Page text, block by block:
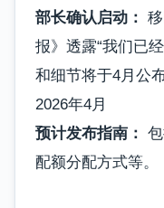
部长确认启动：
报》透露“我们已
和细节将于4月公布
2026年4月
预计发布指南：
配额分配方式等。